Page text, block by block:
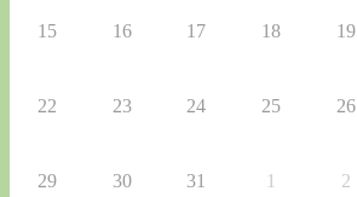
15 16 17 18 19
22 23 24 25 26
29 30 31 1 2